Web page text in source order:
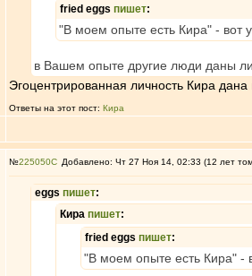
fried eggs пишет:
"В моем опыте есть Кира" - вот
в Вашем опыте другие люди даны
Эгоцентрированная личность Кира
Ответы на этот пост: Кира
№225050 Добавлено: Чт 27 Ноя 14, 02:33 (12 лет
eggs пишет:
Кира пишет:
fried eggs пишет:
"В моем опыте есть Кира" -